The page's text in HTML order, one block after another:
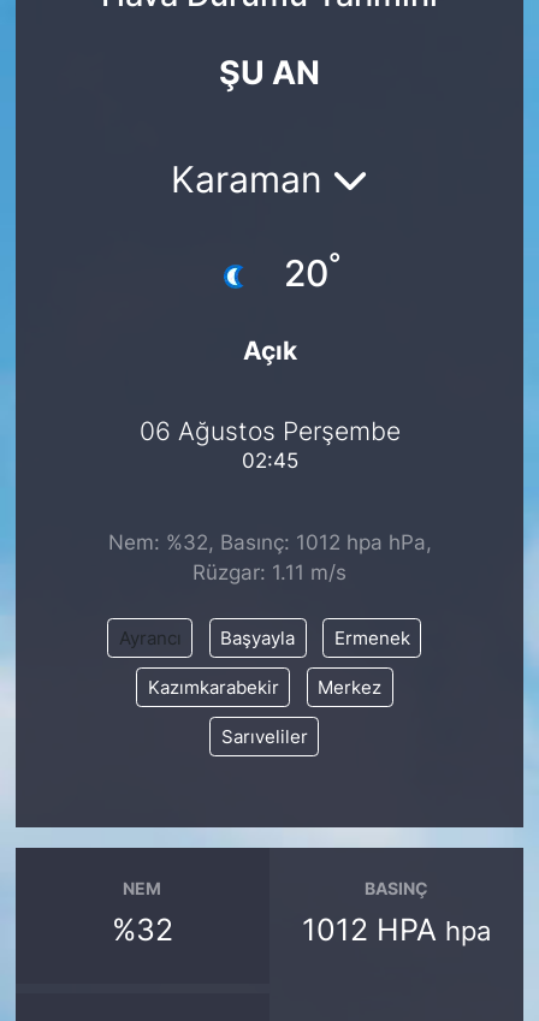
ŞU AN
Karaman
20°
Açık
06 Ağustos Perşembe
02:45
Nem: %32, Basınç: 1012 hpa hPa,
Rüzgar: 1.11 m/s
Ayrancı Başyayla Ermenek
Kazımkarabekir Merkez
Sarıveliler
NEM
%32
BASINÇ
1012 HPA hpa
SAVUNMA SANAYİ
FESTİVAL HABERLERİ
FESTİVAL TAKVİMİ
KONGRE TAKVİMİ
RÖPORTAJLAR